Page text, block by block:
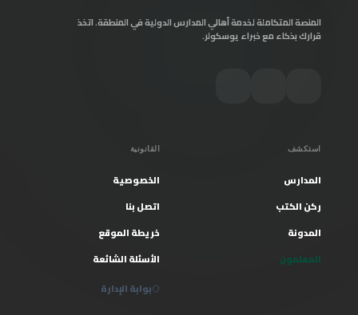
المنصة المتكاملة لخدمة أهالي المدارس الدولية في المنطقة. اتخذ
قرارك بذكاء مع خبراء يوسكولر.
استكشف
المدارس
ركن الكتب
المدونة
المعلمون
القانونية
الخصوصية
اتصل بنا
خريطة الموقع
الأسئلة الشائعة
بوابة الإدارة